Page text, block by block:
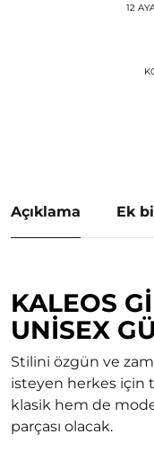
12
Açıklama Ek
KALEOS
UNISEX
Stilini özgün ve
isteyen herkes için
klasik hem de
parçası olacak.